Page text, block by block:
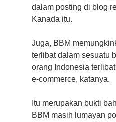
dalam posting di blog
Kanada itu.
Juga, BBM
terlibat dalam sesuatu
orang Indonesia
e-commerce, katanya.
Itu merupakan bukti
BBM masih lumayan